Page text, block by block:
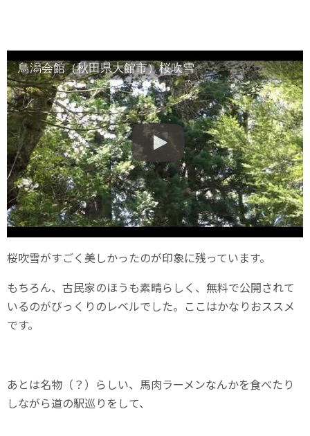
鳥潟会館（秋田県大館市）桜吹雪
桜吹雪がすごく美しかったのが印象に残っています。
もちろん、古民家のほうも素晴らしく、無料で公開されて
いるのがびっくりのレベルでした。ここはかなりおススメ
です。
あとは名物（？）らしい、馬肉ラーメンなんかを食べたり
しながら道の駅巡りをして、